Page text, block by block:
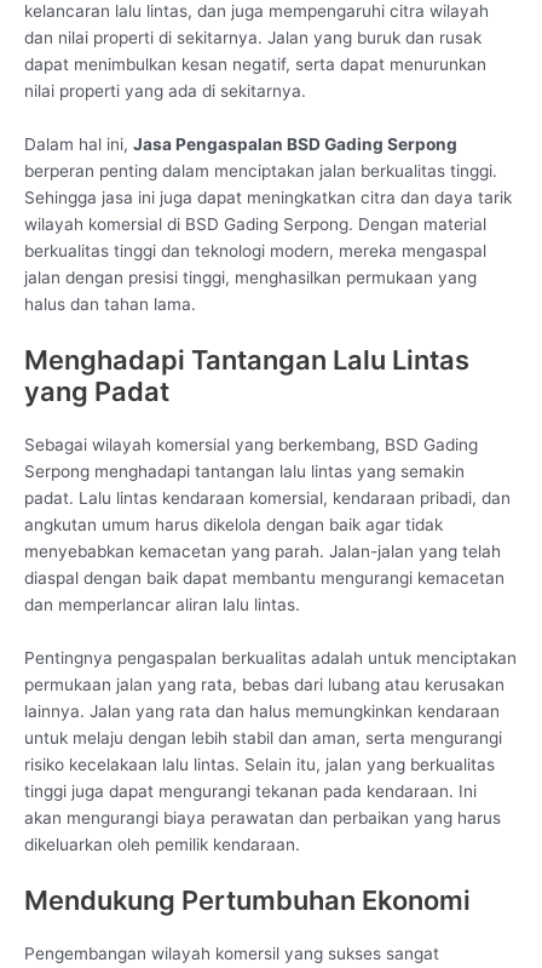
kelancaran lalu lintas, dan juga mempengaruhi citra wilayah
dan nilai properti di sekitarnya. Jalan yang buruk dan rusak
dapat menimbulkan kesan negatif, serta dapat menurunkan
nilai properti yang ada di sekitarnya.
Dalam hal ini, Jasa Pengaspalan BSD Gading Serpong
berperan penting dalam menciptakan jalan berkualitas tinggi.
Sehingga jasa ini juga dapat meningkatkan citra dan daya tarik
wilayah komersial di BSD Gading Serpong. Dengan material
berkualitas tinggi dan teknologi modern, mereka mengaspal
jalan dengan presisi tinggi, menghasilkan permukaan yang
halus dan tahan lama.
Menghadapi Tantangan Lalu Lintas
yang Padat
Sebagai wilayah komersial yang berkembang, BSD Gading
Serpong menghadapi tantangan lalu lintas yang semakin
padat. Lalu lintas kendaraan komersial, kendaraan pribadi, dan
angkutan umum harus dikelola dengan baik agar tidak
menyebabkan kemacetan yang parah. Jalan-jalan yang telah
diaspal dengan baik dapat membantu mengurangi kemacetan
dan memperlancar aliran lalu lintas.
Pentingnya pengaspalan berkualitas adalah untuk menciptakan
permukaan jalan yang rata, bebas dari lubang atau kerusakan
lainnya. Jalan yang rata dan halus memungkinkan kendaraan
untuk melaju dengan lebih stabil dan aman, serta mengurangi
risiko kecelakaan lalu lintas. Selain itu, jalan yang berkualitas
tinggi juga dapat mengurangi tekanan pada kendaraan. Ini
akan mengurangi biaya perawatan dan perbaikan yang harus
dikeluarkan oleh pemilik kendaraan.
Mendukung Pertumbuhan Ekonomi
Pengembangan wilayah komersil yang sukses sangat